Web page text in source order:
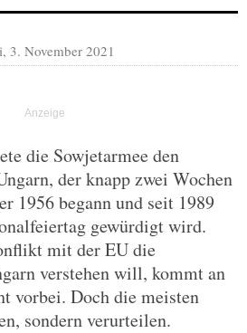
3. November 2021
die Sowjetarmee den
der knapp zwei Wochen
1956 begann und seit 1989
gewürdigt wird.
mit der EU die
verstehen will, kommt an
vorbei. Doch die meisten
sondern verurteilen.